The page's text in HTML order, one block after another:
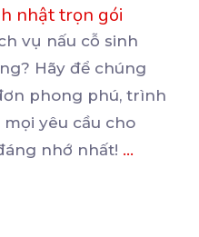
nhật trọn gói
vụ nấu cỗ sinh
Hãy để chúng
phong phú, trình
yêu cầu cho
nhớ nhất! ...